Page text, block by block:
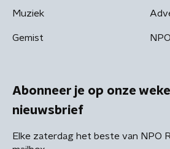
Muziek
Gemist
Abonneer je op onze
nieuwsbrief
Elke zaterdag het beste van NPO